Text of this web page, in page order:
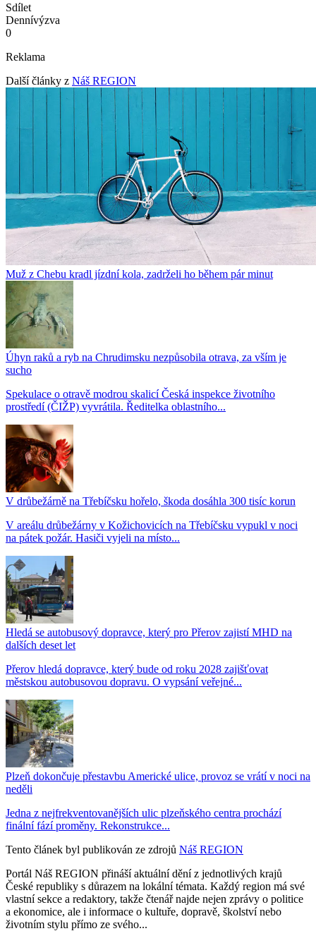
Sdílet
Dennívýzva
0
Reklama
Další články z Náš REGION
Muž z Chebu kradl jízdní kola, zadrželi ho během pár minut
Úhyn raků a ryb na Chrudimsku nezpůsobila otrava, za vším je
sucho
Spekulace o otravě modrou skalicí Česká inspekce životního
prostředí (ČIŽP) vyvrátila. Ředitelka oblastního...
V drůbežárně na Třebíčsku hořelo, škoda dosáhla 300 tisíc korun
V areálu drůbežárny v Kožichovicích na Třebíčsku vypukl v noci
na pátek požár. Hasiči vyjeli na místo...
Hledá se autobusový dopravce, který pro Přerov zajistí MHD na
dalších deset let
Přerov hledá dopravce, který bude od roku 2028 zajišťovat
městskou autobusovou dopravu. O vypsání veřejné...
Plzeň dokončuje přestavbu Americké ulice, provoz se vrátí v noci na
neděli
Jedna z nejfrekventovanějších ulic plzeňského centra prochází
finální fází proměny. Rekonstrukce...
Tento článek byl publikován ze zdrojů Náš REGION
Portál Náš REGION přináší aktuální dění z jednotlivých krajů
České republiky s důrazem na lokální témata. Každý region má své
vlastní sekce a redaktory, takže čtenář najde nejen zprávy o politice
a ekonomice, ale i informace o kultuře, dopravě, školství nebo
životním stylu přímo ze svého...